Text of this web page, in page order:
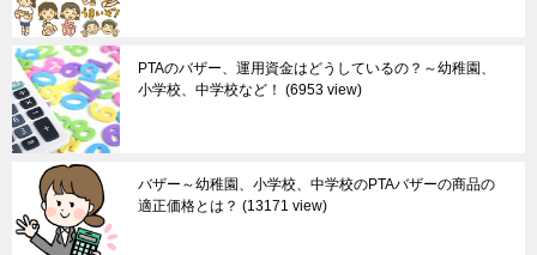
PTAのバザー、運用資金はどうしているの？～幼稚園、
小学校、中学校など！
6953 view
バザー～幼稚園、小学校、中学校のPTAバザーの商品の
適正価格とは？
13171 view